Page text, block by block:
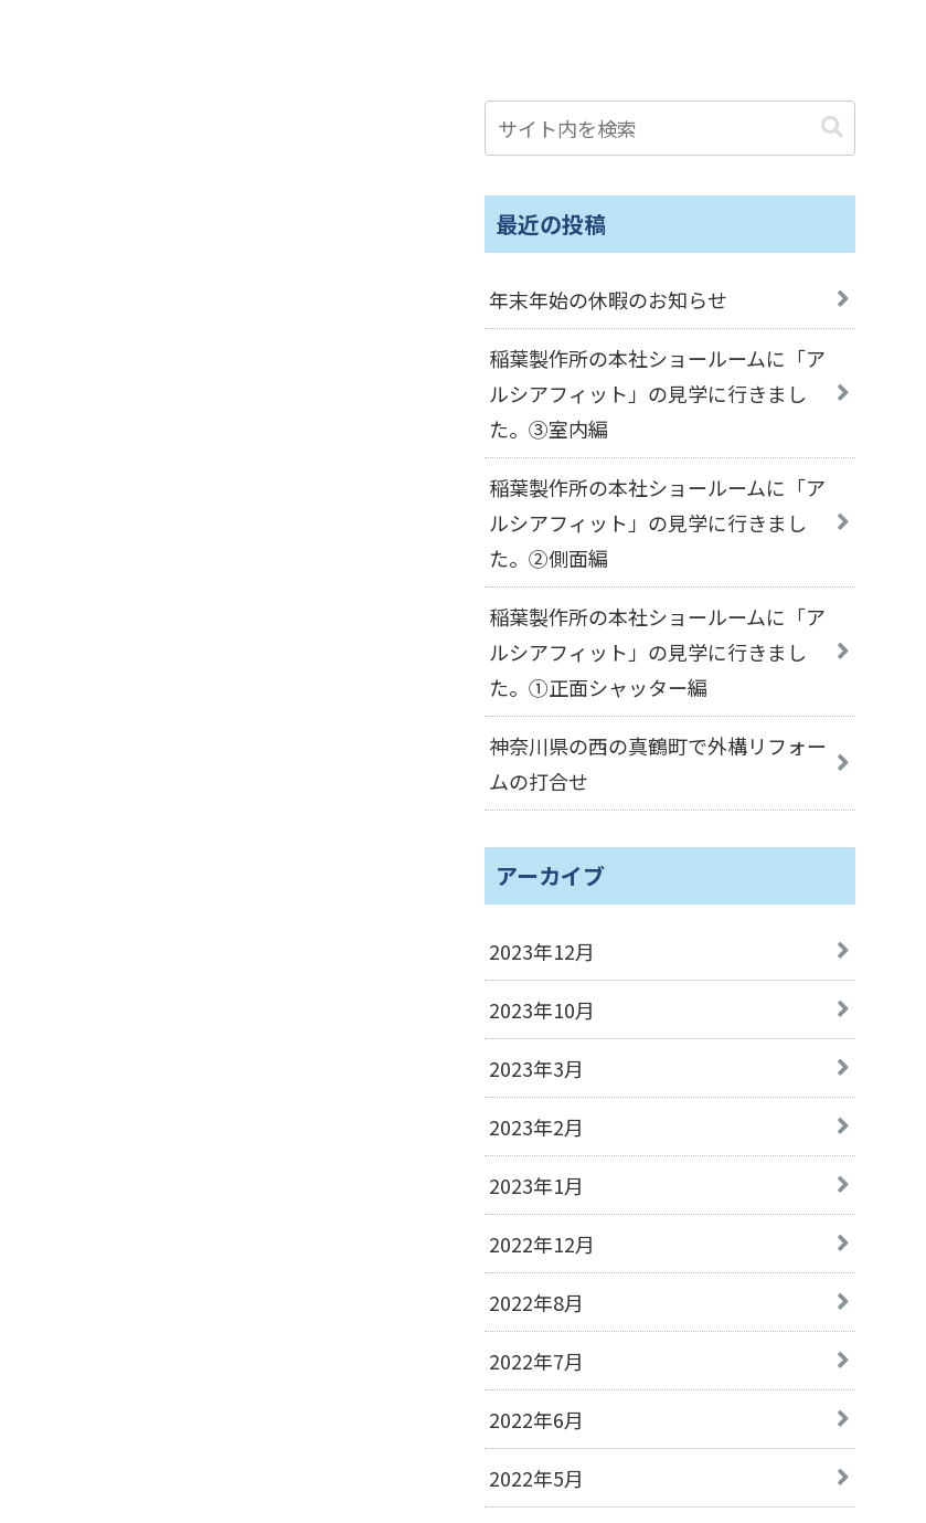
最近の投稿
年末年始の休暇のお知らせ
稲葉製作所の本社ショールームに「ア
ルシアフィット」の見学に行きまし
た。③室内編
稲葉製作所の本社ショールームに「ア
ルシアフィット」の見学に行きまし
た。②側面編
稲葉製作所の本社ショールームに「ア
ルシアフィット」の見学に行きまし
た。①正面シャッター編
神奈川県の西の真鶴町で外構リフォー
ムの打合せ
アーカイブ
2023年12月
2023年10月
2023年3月
2023年2月
2023年1月
2022年12月
2022年8月
2022年7月
2022年6月
2022年5月